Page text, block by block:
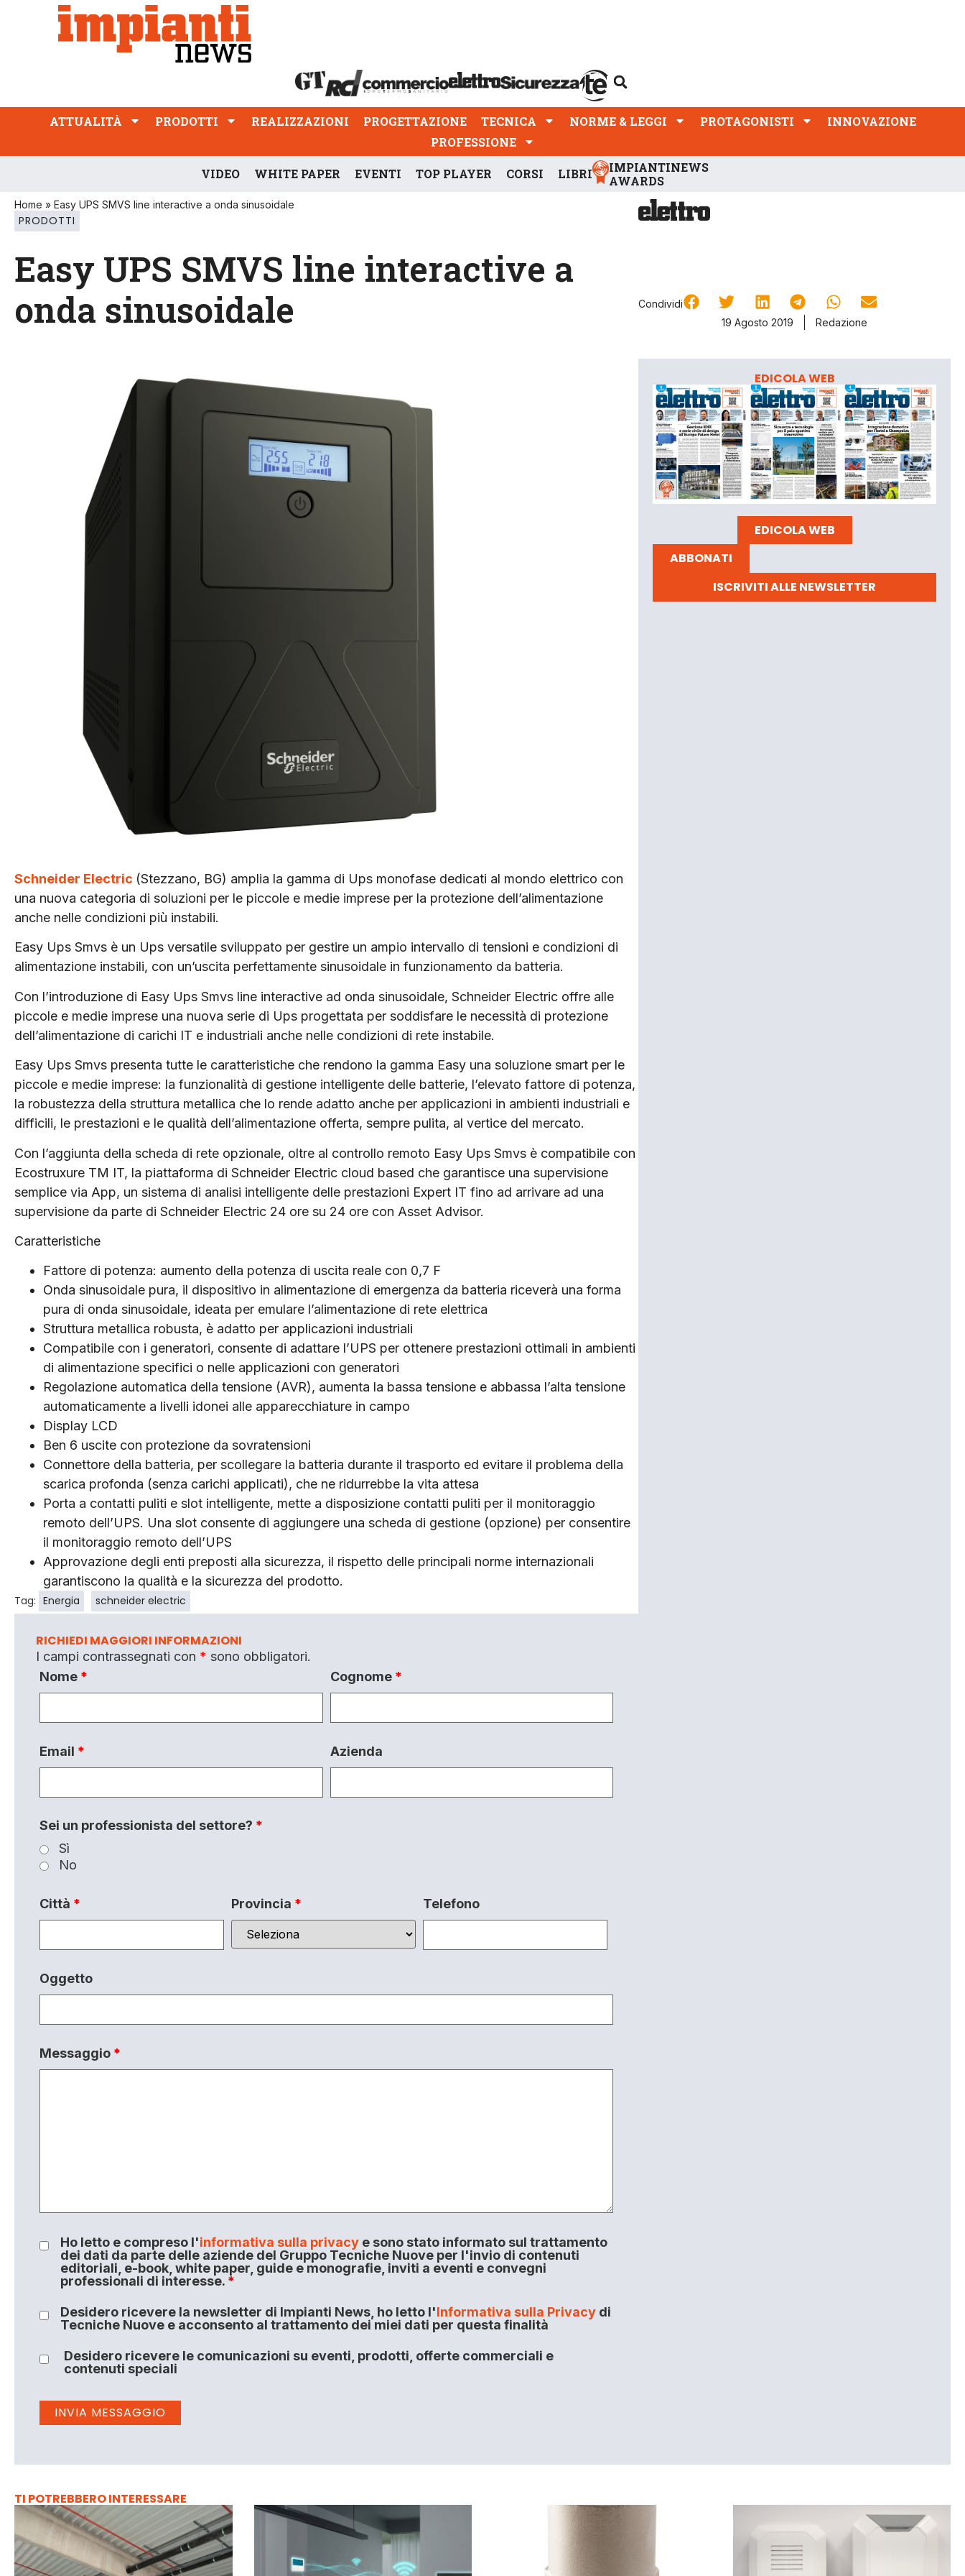
ATTUALITÀ PRODOTTI REALIZZAZIONI
PROFESSIONE
ATTUALITÀ PRODOTTI REALIZZAZIONI PROGETTAZIONE TECNICA NORME & LEGGI PROTAGONISTI
INNOVAZIONE
PROFESSIONE
VIDEO WHITE PAPER EVENTI TOP PLAYER CORSI LIBRI
IMPIANTINEWS
AWARDS
Home » Easy UPS SMVS line interactive a onda sinusoidale
PRODOTTI
Easy UPS SMVS line interactive a
onda sinusoidale
Condividi
19 Agosto 2019
Redazione
Schneider Electric (Stezzano, BG) amplia la gamma di Ups monofase dedicati al mondo elettrico con
una nuova categoria di soluzioni per le piccole e medie imprese per la protezione dell’alimentazione
anche nelle condizioni più instabili.
Easy Ups Smvs è un Ups versatile sviluppato per gestire un ampio intervallo di tensioni e condizioni di
alimentazione instabili, con un’uscita perfettamente sinusoidale in funzionamento da batteria.
Con l’introduzione di Easy Ups Smvs line interactive ad onda sinusoidale, Schneider Electric offre alle
piccole e medie imprese una nuova serie di Ups progettata per soddisfare le necessità di protezione
dell’alimentazione di carichi IT e industriali anche nelle condizioni di rete instabile.
Easy Ups Smvs presenta tutte le caratteristiche che rendono la gamma Easy una soluzione smart per le
piccole e medie imprese: la funzionalità di gestione intelligente delle batterie, l’elevato fattore di potenza,
la robustezza della struttura metallica che lo rende adatto anche per applicazioni in ambienti industriali e
difficili, le prestazioni e le qualità dell’alimentazione offerta, sempre pulita, al vertice del mercato.
Con l’aggiunta della scheda di rete opzionale, oltre al controllo remoto Easy Ups Smvs è compatibile con
Ecostruxure TM IT, la piattaforma di Schneider Electric cloud based che garantisce una supervisione
semplice via App, un sistema di analisi intelligente delle prestazioni Expert IT fino ad arrivare ad una
supervisione da parte di Schneider Electric 24 ore su 24 ore con Asset Advisor.
Caratteristiche
Fattore di potenza: aumento della potenza di uscita reale con 0,7 F
Onda sinusoidale pura, il dispositivo in alimentazione di emergenza da batteria riceverà una forma
pura di onda sinusoidale, ideata per emulare l’alimentazione di rete elettrica
Struttura metallica robusta, è adatto per applicazioni industriali
Compatibile con i generatori, consente di adattare l’UPS per ottenere prestazioni ottimali in ambienti
di alimentazione specifici o nelle applicazioni con generatori
Regolazione automatica della tensione (AVR), aumenta la bassa tensione e abbassa l’alta tensione
automaticamente a livelli idonei alle apparecchiature in campo
Display LCD
Ben 6 uscite con protezione da sovratensioni
Connettore della batteria, per scollegare la batteria durante il trasporto ed evitare il problema della
scarica profonda (senza carichi applicati), che ne ridurrebbe la vita attesa
Porta a contatti puliti e slot intelligente, mette a disposizione contatti puliti per il monitoraggio
remoto dell’UPS. Una slot consente di aggiungere una scheda di gestione (opzione) per consentire
il monitoraggio remoto dell’UPS
Approvazione degli enti preposti alla sicurezza, il rispetto delle principali norme internazionali
garantiscono la qualità e la sicurezza del prodotto.
Tag: Energia schneider electric
RICHIEDI MAGGIORI INFORMAZIONI
I campi contrassegnati con * sono obbligatori.
Nome * Cognome *
Email * Azienda
Sei un professionista del settore? *
Sì
No
Città * Provincia * Telefono
Oggetto
Messaggio *
Ho letto e compreso l'informativa sulla privacye sono stato informato sul trattamento
dei dati da parte delle aziende del Gruppo Tecniche Nuove per l'invio di contenuti
editoriali, e-book, white paper, guide e monografie, inviti a eventi e convegni
professionali di interesse. *
Desidero ricevere la newsletter di Impianti News, ho letto l'Informativa sulla Privacydi
Tecniche Nuove e acconsento al trattamento dei miei dati per questa finalità
Desidero ricevere le comunicazioni su eventi, prodotti, offerte commerciali e
contenuti speciali
EDICOLA WEB
EDICOLA WEB
ABBONATI
ISCRIVITI ALLE NEWSLETTER
TI POTREBBERO INTERESSARE